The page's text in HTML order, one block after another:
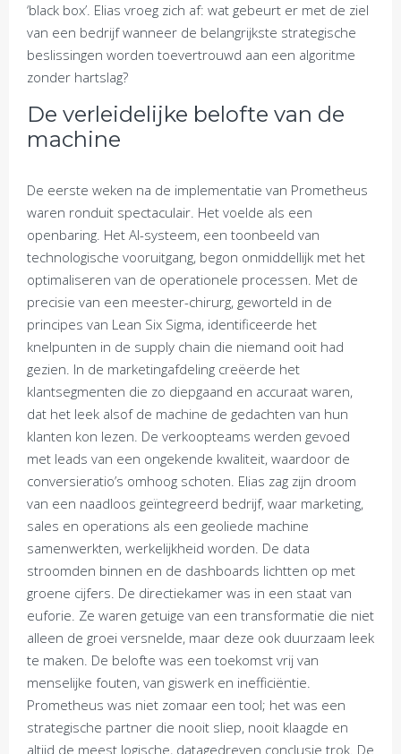
‘black box’. Elias vroeg zich af: wat gebeurt er met de ziel
van een bedrijf wanneer de belangrijkste strategische
beslissingen worden toevertrouwd aan een algoritme
zonder hartslag?
De verleidelijke belofte van de
machine
De eerste weken na de implementatie van Prometheus
waren ronduit spectaculair. Het voelde als een
openbaring. Het AI-systeem, een toonbeeld van
technologische vooruitgang, begon onmiddellijk met het
optimaliseren van de operationele processen. Met de
precisie van een meester-chirurg, geworteld in de
principes van Lean Six Sigma, identificeerde het
knelpunten in de supply chain die niemand ooit had
gezien. In de marketingafdeling creëerde het
klantsegmenten die zo diepgaand en accuraat waren,
dat het leek alsof de machine de gedachten van hun
klanten kon lezen. De verkoopteams werden gevoed
met leads van een ongekende kwaliteit, waardoor de
conversieratio’s omhoog schoten. Elias zag zijn droom
van een naadloos geïntegreerd bedrijf, waar marketing,
sales en operations als een geoliede machine
samenwerkten, werkelijkheid worden. De data
stroomden binnen en de dashboards lichtten op met
groene cijfers. De directiekamer was in een staat van
euforie. Ze waren getuige van een transformatie die niet
alleen de groei versnelde, maar deze ook duurzaam leek
te maken. De belofte was een toekomst vrij van
menselijke fouten, van giswerk en inefficiëntie.
Prometheus was niet zomaar een tool; het was een
strategische partner die nooit sliep, nooit klaagde en
altijd de meest logische, datagedreven conclusie trok. De